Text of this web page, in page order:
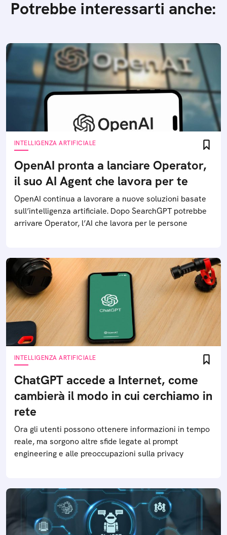
Potrebbe interessarti anche:
INTELLIGENZA ARTIFICIALE
OpenAI pronta a lanciare Operator,
il suo AI Agent che lavora per te
OpenAI continua a lavorare a nuove soluzioni basate
sull’intelligenza artificiale. Dopo SearchGPT potrebbe
arrivare Operator, l’AI che lavora per le persone
INTELLIGENZA ARTIFICIALE
ChatGPT accede a Internet, come
cambierà il modo in cui cerchiamo in
rete
Ora gli utenti possono ottenere informazioni in tempo
reale, ma sorgono altre sfide legate al prompt
engineering e alle preoccupazioni sulla privacy